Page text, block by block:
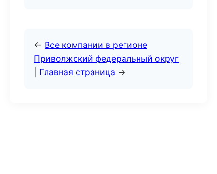
← Все компании в регионе
Приволжский федеральный округ
Главная страница →